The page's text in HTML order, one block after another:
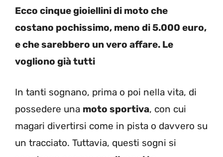
Ecco cinque gioiellini di moto che
costano pochissimo, meno di 5.000 euro,
e che sarebbero un vero affare. Le
vogliono già tutti
In tanti sognano, prima o poi nella vita, di
possedere una moto sportiva, con cui
magari divertirsi come in pista o davvero su
un tracciato. Tuttavia, questi sogni si